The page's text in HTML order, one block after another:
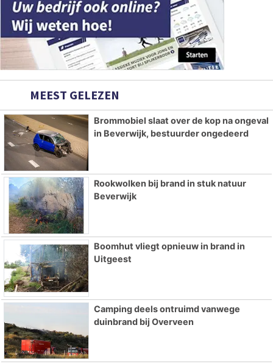
MEEST GELEZEN
Brommobiel slaat over de kop na ongeval
in Beverwijk, bestuurder ongedeerd
Rookwolken bij brand in stuk natuur
Beverwijk
Boomhut vliegt opnieuw in brand in
Uitgeest
Camping deels ontruimd vanwege
duinbrand bij Overveen